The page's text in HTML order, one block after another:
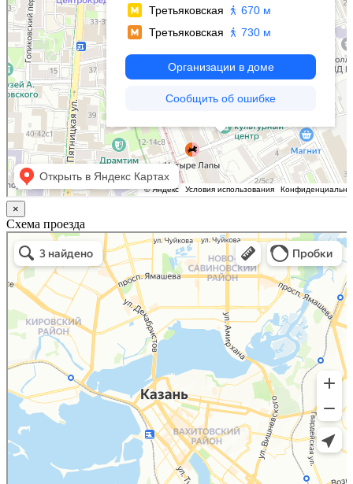
×
Схема проезда
Казань
Малый Татарский переулок, 8 на карте Москвы, ближайшее метро Новокузнецкая —
Яндекс.Карты